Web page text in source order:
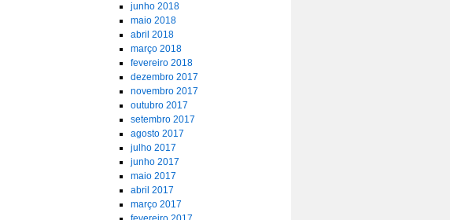
junho 2018
maio 2018
abril 2018
março 2018
fevereiro 2018
dezembro 2017
novembro 2017
outubro 2017
setembro 2017
agosto 2017
julho 2017
junho 2017
maio 2017
abril 2017
março 2017